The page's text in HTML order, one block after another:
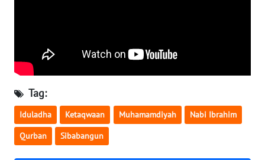
Tag:
Iduladha Ketaqwaan Muhamamdiyah Nabi Ibrahim
Qurban Sibabangun
WN
LANGKAT
WN
TAPANULI